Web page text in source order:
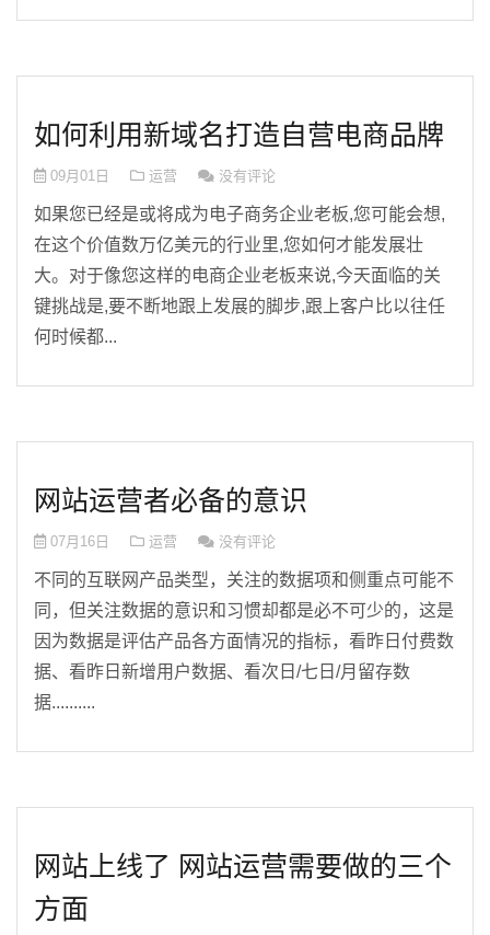
如何利用新域名打造自营电商品牌
09月01日 运营 没有评论
如果您已经是或将成为电子商务企业老板,您可能会想,
在这个价值数万亿美元的行业里,您如何才能发展壮
大。对于像您这样的电商企业老板来说,今天面临的关
键挑战是,要不断地跟上发展的脚步,跟上客户比以往任
何时候都...
网站运营者必备的意识
07月16日 运营 没有评论
不同的互联网产品类型，关注的数据项和侧重点可能不
同，但关注数据的意识和习惯却都是必不可少的，这是
因为数据是评估产品各方面情况的指标，看昨日付费数
据、看昨日新增用户数据、看次日/七日/月留存数
据..........
网站上线了 网站运营需要做的三个
方面